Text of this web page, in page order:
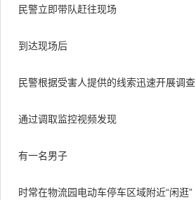
民警立即带队赶往现场
到达现场后
民警根据受害人提供的线索迅速开展调查
通过调取监控视频发现
有一名男子
时常在物流园电动车停车区域附近“闲逛”